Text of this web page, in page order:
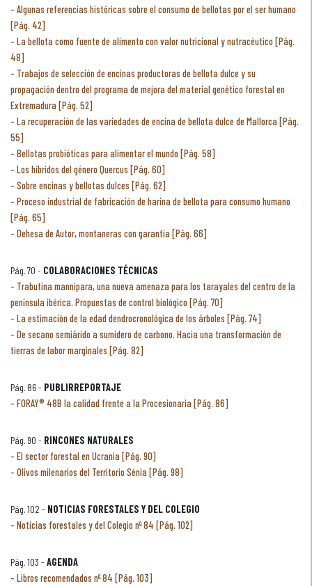
Algunas referencias históricas sobre el consumo de bellotas por el ser humano
[Pág. 42]
La bellota como fuente de alimento con valor nutricional y nutracéutico [Pág.
48]
Trabajos de selección de encinas productoras de bellota dulce y su
propagación dentro del programa de mejora del material genético forestal en
Extremadura [Pág. 52]
La recuperación de las variedades de encina de bellota dulce de Mallorca [Pág.
55]
Bellotas probióticas para alimentar el mundo [Pág. 58]
Los híbridos del género Quercus [Pág. 60]
Sobre encinas y bellotas dulces [Pág. 62]
Proceso industrial de fabricación de harina de bellota para consumo humano
[Pág. 65]
Dehesa de Autor, montaneras con garantía [Pág. 66]
Pág. 70 - COLABORACIONES TÉCNICAS
Trabutina mannipara, una nueva amenaza para los tarayales del centro de la
península ibérica. Propuestas de control biológico [Pág. 70]
La estimación de la edad dendrocronológica de los árboles [Pág. 74]
De secano semiárido a sumidero de carbono. Hacia una transformación de
tierras de labor marginales [Pág. 82]
Pág. 86 - PUBLIRREPORTAJE
FORAY® 48B la calidad frente a la Procesionaria [Pág. 86]
Pág. 90 - RINCONES NATURALES
El sector forestal en Ucrania [Pág. 90]
Olivos milenarios del Territorio Sénia [Pág. 98]
Pág. 102 - NOTICIAS FORESTALES Y DEL COLEGIO
Noticias forestales y del Colegio nº 84 [Pág. 102]
Pág. 103 - AGENDA
Libros recomendados nº 84 [Pág. 103]